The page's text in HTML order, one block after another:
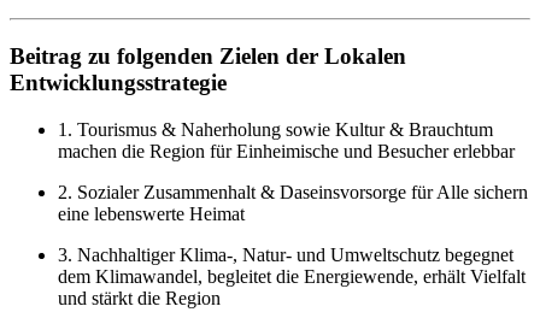
Beitrag zu folgenden Zielen der Lokalen
Entwicklungsstrategie
1. Tourismus & Naherholung sowie Kultur & Brauchtum
machen die Region für Einheimische und Besucher erlebbar
2. Sozialer Zusammenhalt & Daseinsvorsorge für Alle sichern
eine lebenswerte Heimat
3. Nachhaltiger Klima-, Natur- und Umweltschutz begegnet
dem Klimawandel, begleitet die Energiewende, erhält Vielfalt
und stärkt die Region